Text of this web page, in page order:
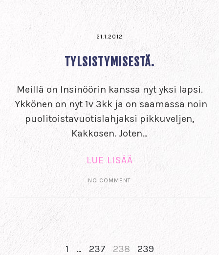
21.1.2012
TYLSISTYMISESTÄ.
Meillä on Insinöörin kanssa nyt yksi lapsi.
Ykkönen on nyt 1v 3kk ja on saamassa noin
puolitoistavuotislahjaksi pikkuveljen,
Kakkosen. Joten…
LUE LISÄÄ
NO COMMENT
1 … 237 238 239